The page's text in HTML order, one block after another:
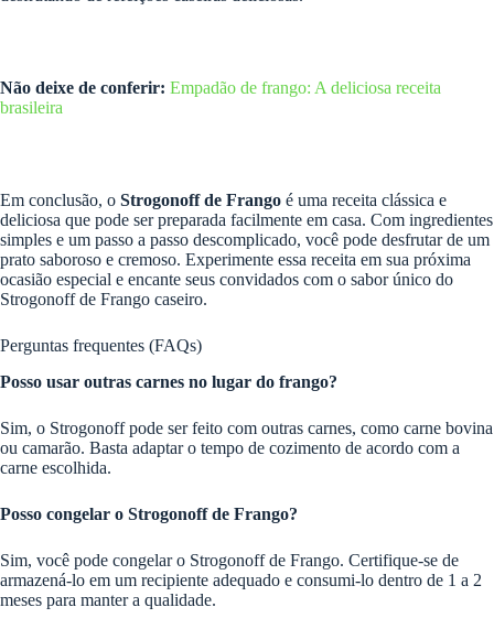
Não deixe de conferir: Empadão de frango: A deliciosa receita
brasileira
Em conclusão, o Strogonoff de Frango é uma receita clássica e
deliciosa que pode ser preparada facilmente em casa. Com ingredientes
simples e um passo a passo descomplicado, você pode desfrutar de um
prato saboroso e cremoso. Experimente essa receita em sua próxima
ocasião especial e encante seus convidados com o sabor único do
Strogonoff de Frango caseiro.
Perguntas frequentes (FAQs)
Posso usar outras carnes no lugar do frango?
Sim, o Strogonoff pode ser feito com outras carnes, como carne bovina
ou camarão. Basta adaptar o tempo de cozimento de acordo com a
carne escolhida.
Posso congelar o Strogonoff de Frango?
Sim, você pode congelar o Strogonoff de Frango. Certifique-se de
armazená-lo em um recipiente adequado e consumi-lo dentro de 1 a 2
meses para manter a qualidade.